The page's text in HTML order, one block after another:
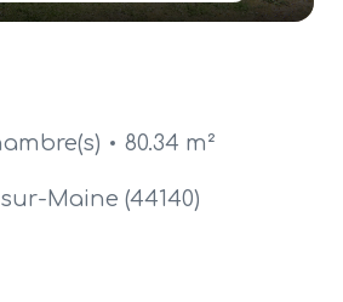
80.34 m²
Maine (44140)